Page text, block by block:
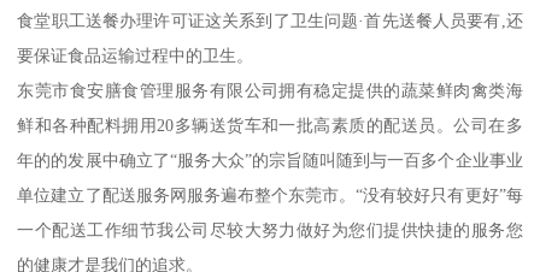
食堂职工送餐办理许可证这关系到了卫生问题·首先送餐人员要有,还
要保证食品运输过程中的卫生。
东莞市食安膳食管理服务有限公司拥有稳定提供的蔬菜鲜肉禽类海
鲜和各种配料拥用20多辆送货车和一批高素质的配送员。公司在多
年的的发展中确立了“服务大众”的宗旨随叫随到与一百多个企业事业
单位建立了配送服务网服务遍布整个东莞市。“没有较好只有更好”每
一个配送工作细节我公司尽较大努力做好为您们提供快捷的服务您
的健康才是我们的追求。